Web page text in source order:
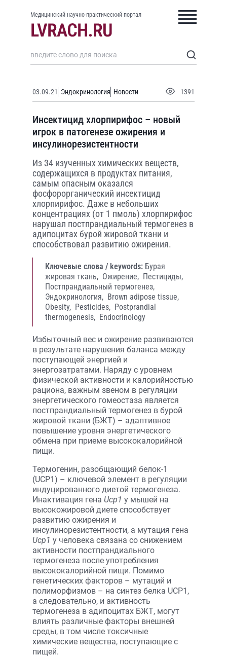
Медицинский научно-практический портал
03.09.21 Эндокринология Новости 1391
Инсектицид хлорпирифос – новый
игрок в патогенезе ожирения и
инсулинорезистентности
Из 34 изученных химических веществ,
содержащихся в продуктах питания,
самым опасным оказался
фосфорорганический инсектицид
хлорпирифос. Даже в небольших
концентрациях (от 1 пмоль) хлорпирифос
нарушал постпрандиальный термогенез в
адипоцитах бурой жировой ткани и
способствовал развитию ожирения.
Ключевые слова / keywords: Бурая
жировая ткань, Ожирение, Пестициды,
Постпрандиальный термогенез,
Эндокринология, Brown adipose tissue,
Obesity, Pesticides, Postprandial
thermogenesis, Endocrinology
Избыточный вес и ожирение развиваются
в результате нарушения баланса между
поступающей энергией и
энергозатратами. Наряду с уровнем
физической активности и калорийностью
рациона, важным звеном в регуляции
энергетического гомеостаза является
постпрандиальный термогенез в бурой
жировой ткани (БЖТ) – адаптивное
повышение уровня энергетического
обмена при приеме высококалорийной
пищи.
Термогенин, разобщающий белок-1
(UCP1) – ключевой элемент в регуляции
индуцированного диетой термогенеза.
Инактивация гена Ucp1 у мышей на
высокожировой диете способствует
развитию ожирения и
инсулинорезистентности, а мутация гена
Ucp1 у человека связана со снижением
активности постпрандиального
термогенеза после употребления
высококалорийной пищи. Помимо
генетических факторов – мутаций и
полиморфизмов – на синтез белка UCP1,
а следовательно, и активность
термогенеза в адипоцитах БЖТ, могут
влиять различные факторы внешней
среды, в том числе токсичные
химические вещества, поступающие с
пищей.